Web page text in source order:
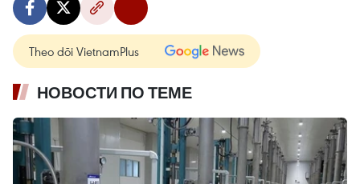
Theo dõi VietnamPlus
НОВОСТИ ПО ТЕМЕ